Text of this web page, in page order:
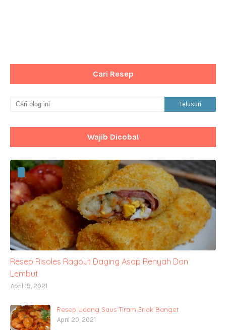
Cari Resep
Wajib Dicoba!
Resep Risoles Ragout Daging Asap Renyah Dan
Lembut
April 19, 2021
Resep Udang Saus Tiram Enak Banget
April 20, 2021